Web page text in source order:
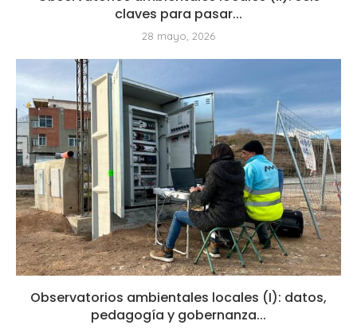
claves para pasar...
28 mayo, 2026
Observatorios ambientales locales (I): datos,
pedagogía y gobernanza...